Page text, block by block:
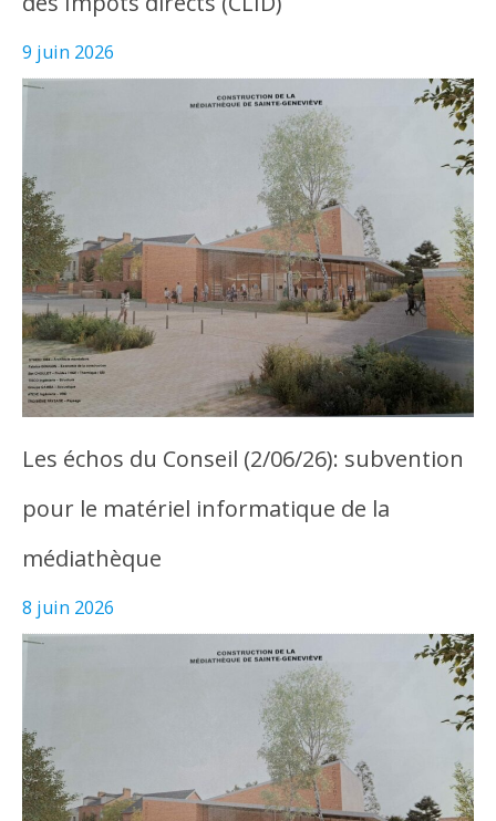
9 juin 2026
Les échos du Conseil (2/06/26): subvention
pour le matériel informatique de la
médiathèque
8 juin 2026